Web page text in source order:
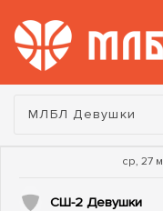
Турнир:
МЛБЛ Девушки
ср, 27
СШ-2 Девушки